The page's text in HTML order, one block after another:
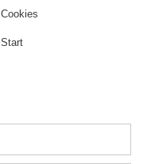
Cookies
Start